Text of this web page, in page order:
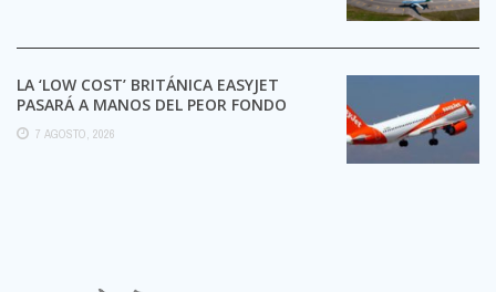
LA ‘LOW COST’ BRITÁNICA EASYJET
PASARÁ A MANOS DEL PEOR FONDO
POSIBLE:
7 AGOSTO, 2026